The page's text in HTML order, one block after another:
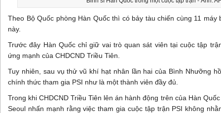
Theo Bộ Quốc phòng Hàn Quốc thì có bảy tàu chiến cùng 11 máy
này.
Trước đây Hàn Quốc chỉ giữ vai trò quan sát viên tại cuộc tập
ứng mạnh của CHDCND Triều Tiên.
Tuy nhiên, sau vụ thử vũ khí hạt nhân lần hai của Bình Nhưỡng
chính thức tham gia PSI như là một thành viên đầy đủ.
Trong khi CHDCND Triều Tiên lên án hành động trên của Hàn
Seoul nhấn mạnh rằng việc tham gia cuộc tập trận PSI không